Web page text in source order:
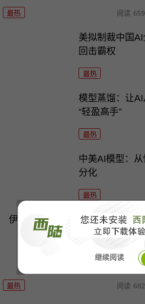
继续阅读
最热 阅读
美拟制裁中国
回击霸权
最热
模型蒸馏：让AI
“轻盈高手”
最热
中美AI模型：
分化
最热
伊朗定性“侵略”：商船遇袭背后
最热 阅读